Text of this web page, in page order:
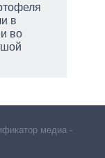
в
во
медиа –